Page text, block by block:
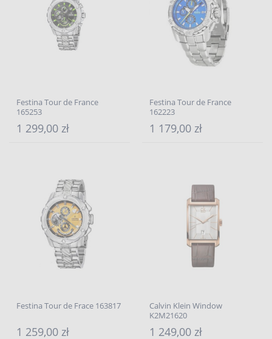
Festina Tour de France
165253
1 299,00 zł
Festina Tour de France
162223
1 179,00 zł
Festina Tour de Frace 163817
1 259,00 zł
Calvin Klein Window
K2M21620
1 249,00 zł